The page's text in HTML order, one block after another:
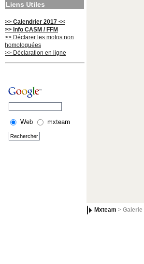
Liens Utiles
>> Calendrier 2017 <<
>> Info CASM / FFM
>> Déclarer les motos non
homologuées
>> Déclaration en ligne
Web mxteam
Mxteam > Galerie